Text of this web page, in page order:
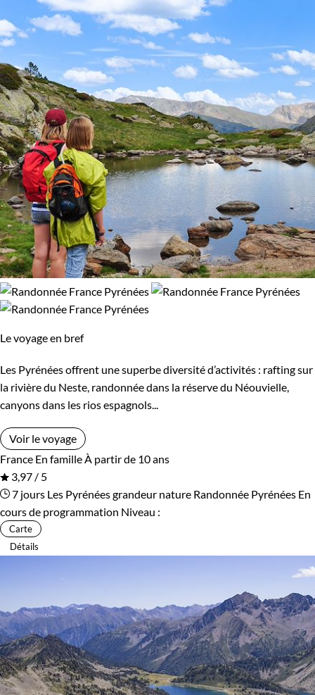
Le voyage en bref
Les Pyrénées offrent une superbe diversité d’activités : rafting sur
la rivière du Neste, randonnée dans la réserve du Néouvielle,
canyons dans les rios espagnols...
Voir le voyage
France En famille À partir de 10 ans
3,97 / 5
7 jours Les Pyrénées grandeur nature Randonnée Pyrénées En
cours de programmation Niveau :
Carte
Détails